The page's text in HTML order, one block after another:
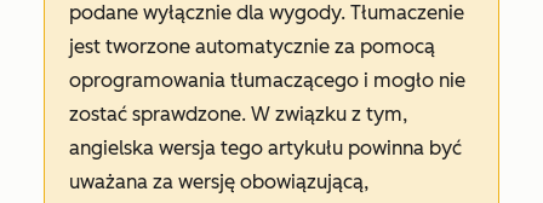
podane wyłącznie dla wygody. Tłumaczenie
jest tworzone automatycznie za pomocą
oprogramowania tłumaczącego i mogło nie
zostać sprawdzone. W związku z tym,
angielska wersja tego artykułu powinna być
uważana za wersję obowiązującą,